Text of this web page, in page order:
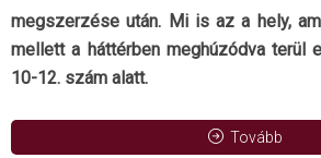
megszerzése után. Mi is az a hely,
mellett a háttérben meghúzódva terül
10-12. szám alatt.
Tovább